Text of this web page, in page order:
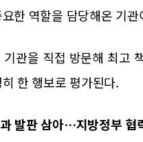
한 역할을 담당해온 기관
관을 직접 방문해 최고
한 행보로 평가된다.
발판 삼아…지방정부 협